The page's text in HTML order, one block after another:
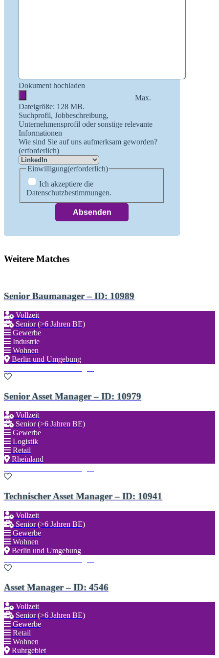
Dokument hochladen
Max.
Dateigröße: 128 MB.
Suchprofil, Jobbeschreibung,
Unternehmensprofil oder sonstige relevante
Informationen
Wie sind Sie auf uns aufmerksam geworden?
(erforderlich)
Einwilligung(erforderlich)
Ich akzeptiere die
Datenschutzbestimmungen.
Weitere Matches
Senior Baumanager – ID: 10989
Vollzeit
Senior (>6 Jahren BE)
Gewerbe
Industrie
Wohnen
Berlin und Umgebung
Senior Asset Manager – ID: 10979
Vollzeit
Senior (>6 Jahren BE)
Gewerbe
Logistik
Retail
Rheinland
Technischer Asset Manager – ID: 10941
Vollzeit
Senior (>6 Jahren BE)
Gewerbe
Wohnen
Berlin und Umgebung
Asset Manager – ID: 4546
Vollzeit
Senior (>6 Jahren BE)
Gewerbe
Retail
Wohnen
Ruhrgebiet